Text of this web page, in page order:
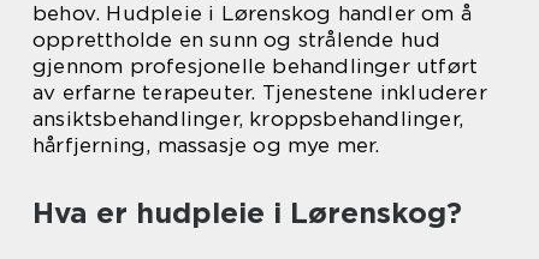
behov. Hudpleie i Lørenskog handler om å
opprettholde en sunn og strålende hud
gjennom profesjonelle behandlinger utført
av erfarne terapeuter. Tjenestene inkluderer
ansiktsbehandlinger, kroppsbehandlinger,
hårfjerning, massasje og mye mer.
Hva er hudpleie i Lørenskog?